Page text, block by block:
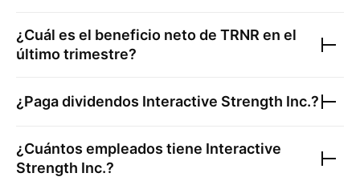
¿Cuál es el beneficio neto de TRNR en el
último trimestre?
¿Paga dividendos Interactive Strength Inc.?
¿Cuántos empleados tiene Interactive
Strength Inc.?